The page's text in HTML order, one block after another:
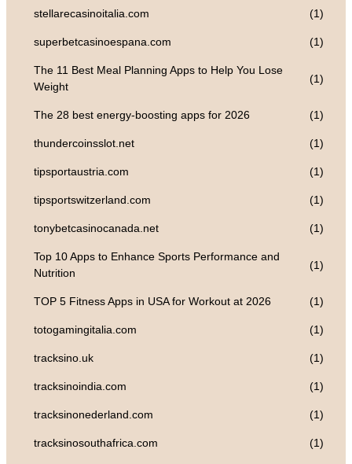
stellarecasinoitalia.com (1)
superbetcasinoespana.com (1)
The 11 Best Meal Planning Apps to Help You Lose
Weight
(1)
The 28 best energy-boosting apps for 2026 (1)
thundercoinsslot.net (1)
tipsportaustria.com (1)
tipsportswitzerland.com (1)
tonybetcasinocanada.net (1)
Top 10 Apps to Enhance Sports Performance and
Nutrition
(1)
TOP 5 Fitness Apps in USA for Workout at 2026 (1)
totogamingitalia.com (1)
tracksino.uk (1)
tracksinoindia.com (1)
tracksinonederland.com (1)
tracksinosouthafrica.com (1)